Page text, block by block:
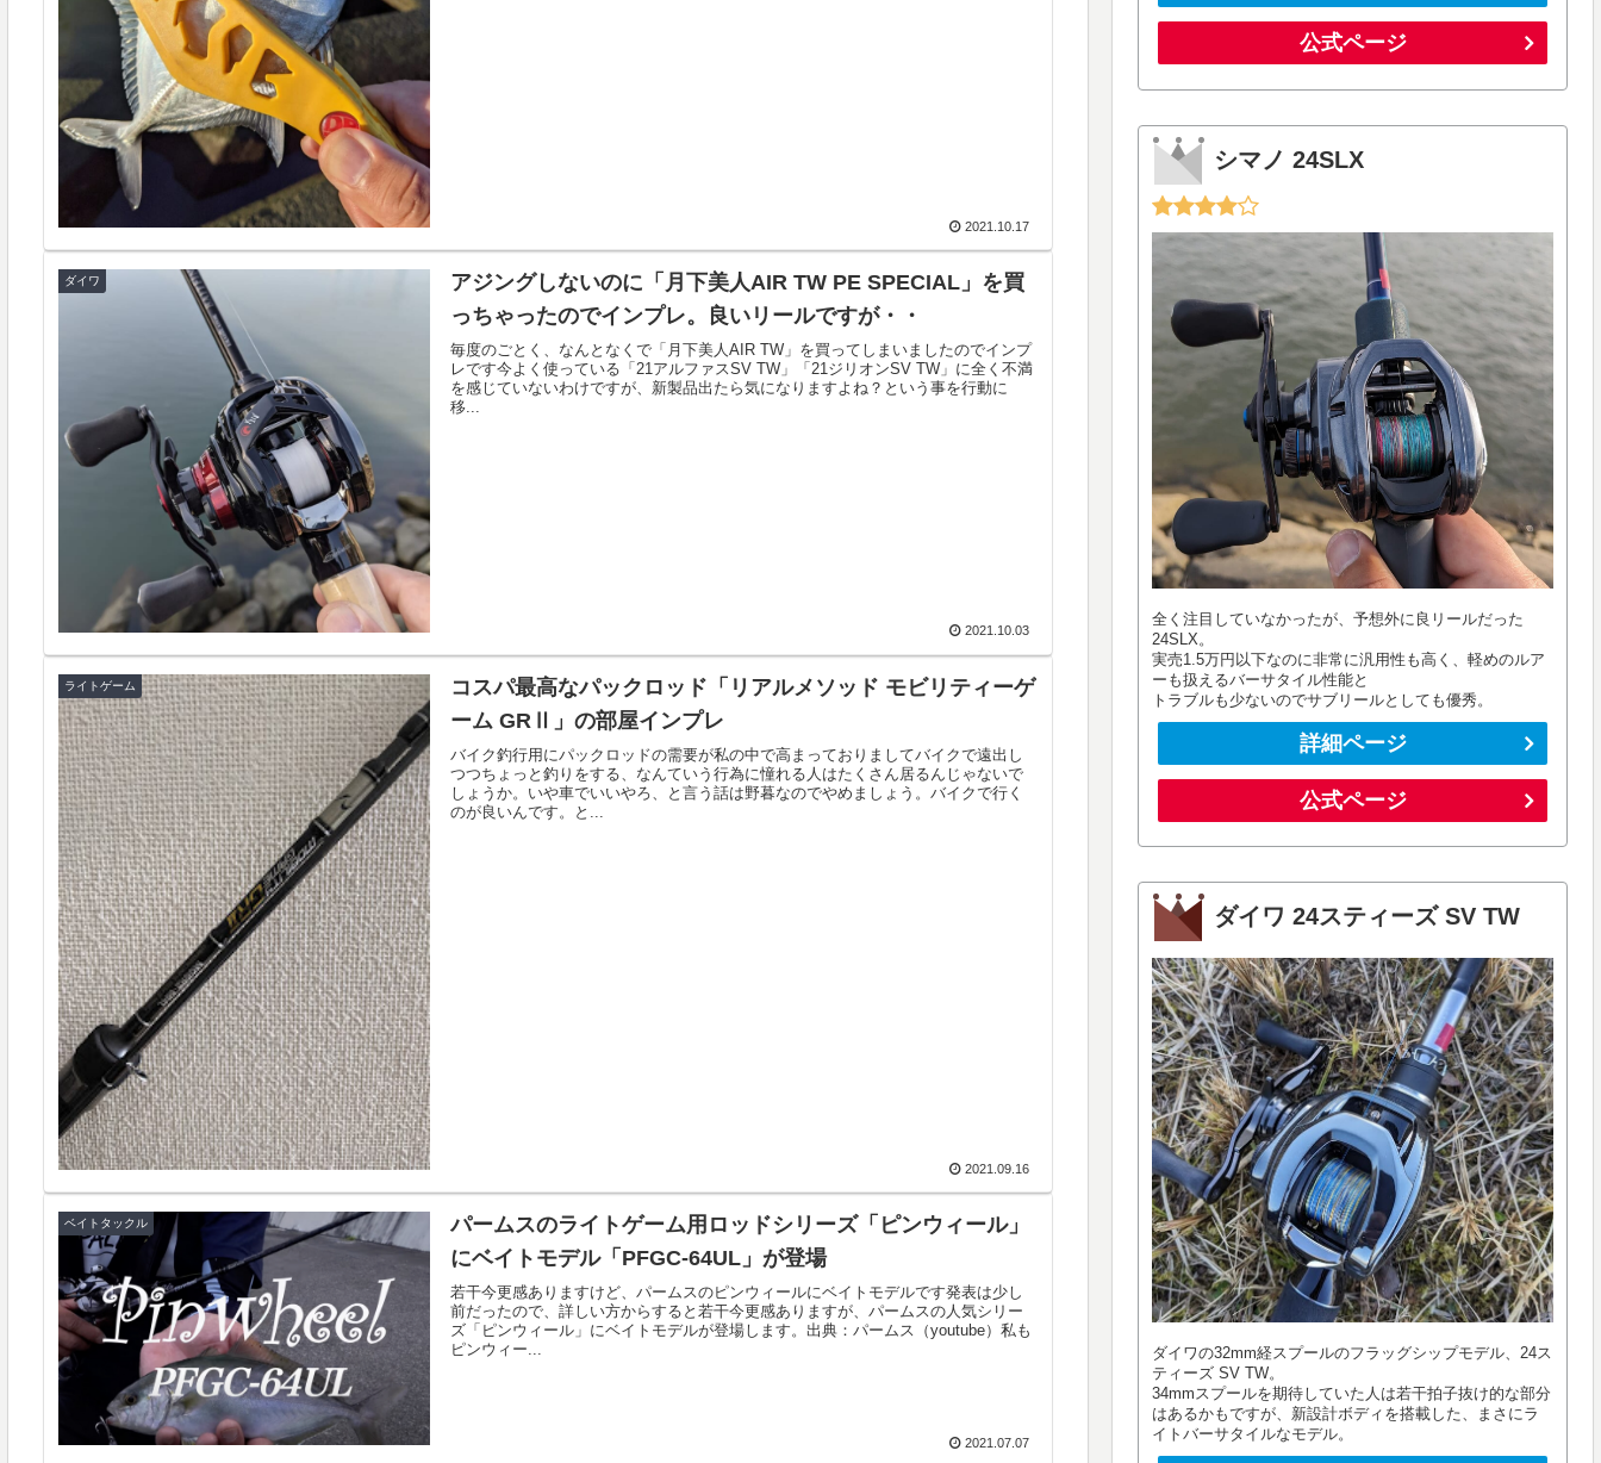
2021.10.17
ダイワ
アジングしないのに「月下美人AIR TW PE SPECIAL」を買
っちゃったのでインプレ。良いリールですが・・
毎度のごとく、なんとなくで「月下美人AIR TW」を買ってしまいましたのでインプ
レです今よく使っている「21アルファスSV TW」「21ジリオンSV TW」に全く不満
を感じていないわけですが、新製品出たら気になりますよね？という事を行動に
移...
2021.10.03
ライトゲーム
コスパ最高なパックロッド「リアルメソッド モビリティーゲ
ーム GRⅡ」の部屋インプレ
バイク釣行用にパックロッドの需要が私の中で高まっておりましてバイクで遠出し
つつちょっと釣りをする、なんていう行為に憧れる人はたくさん居るんじゃないで
しょうか。いや車でいいやろ、と言う話は野暮なのでやめましょう。バイクで行く
のが良いんです。と...
2021.09.16
ベイトタックル
パームスのライトゲーム用ロッドシリーズ「ピンウィール」
にベイトモデル「PFGC-64UL」が登場
若干今更感ありますけど、パームスのピンウィールにベイトモデルです発表は少し
前だったので、詳しい方からすると若干今更感ありますが、パームスの人気シリー
ズ「ピンウィール」にベイトモデルが登場します。出典：パームス（youtube）私も
ピンウィー...
2021.07.07
公式ページ
シマノ 24SLX
全く注目していなかったが、予想外に良リールだった
24SLX。
実売1.5万円以下なのに非常に汎用性も高く、軽めのルア
ーも扱えるバーサタイル性能と
トラブルも少ないのでサブリールとしても優秀。
詳細ページ
公式ページ
ダイワ 24スティーズ SV TW
ダイワの32mm経スプールのフラッグシップモデル、24ス
ティーズ SV TW。
34mmスプールを期待していた人は若干拍子抜け的な部分
はあるかもですが、新設計ボディを搭載した、まさにラ
イトバーサタイルなモデル。